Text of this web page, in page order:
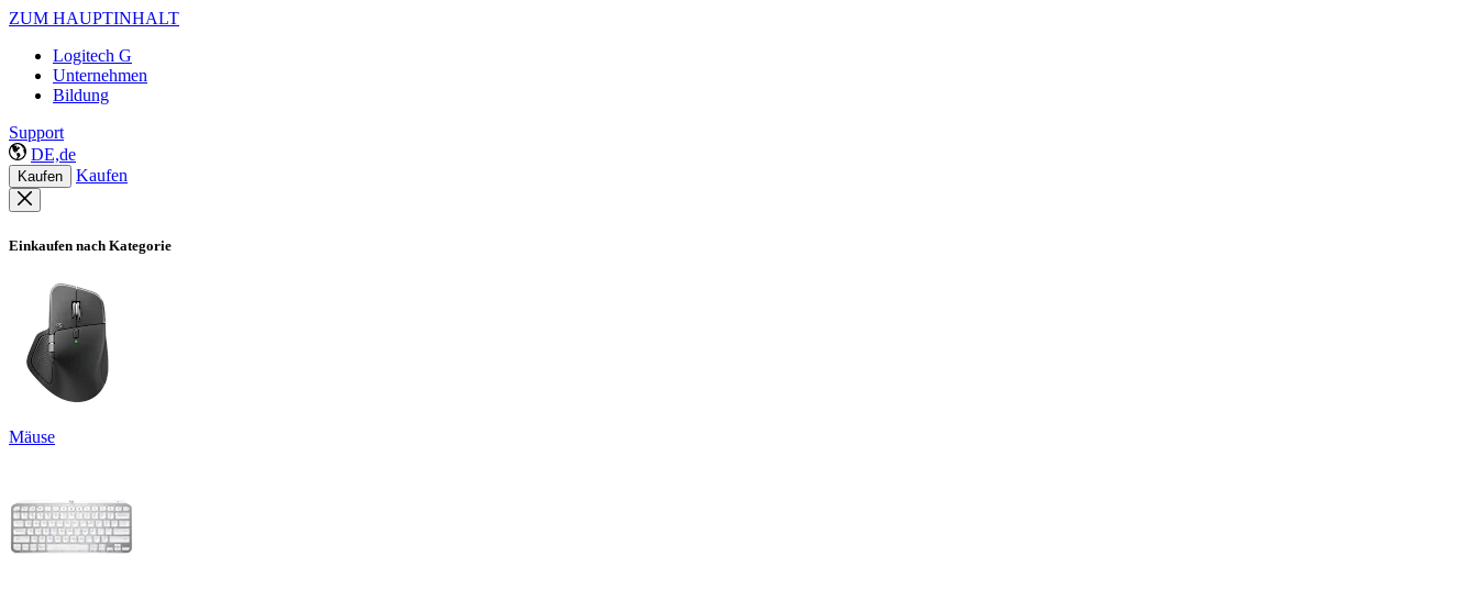
ZUM HAUPTINHALT
Logitech G
Unternehmen
Bildung
Support
DE,de
Kaufen Kaufen
Einkaufen nach Kategorie
Mäuse